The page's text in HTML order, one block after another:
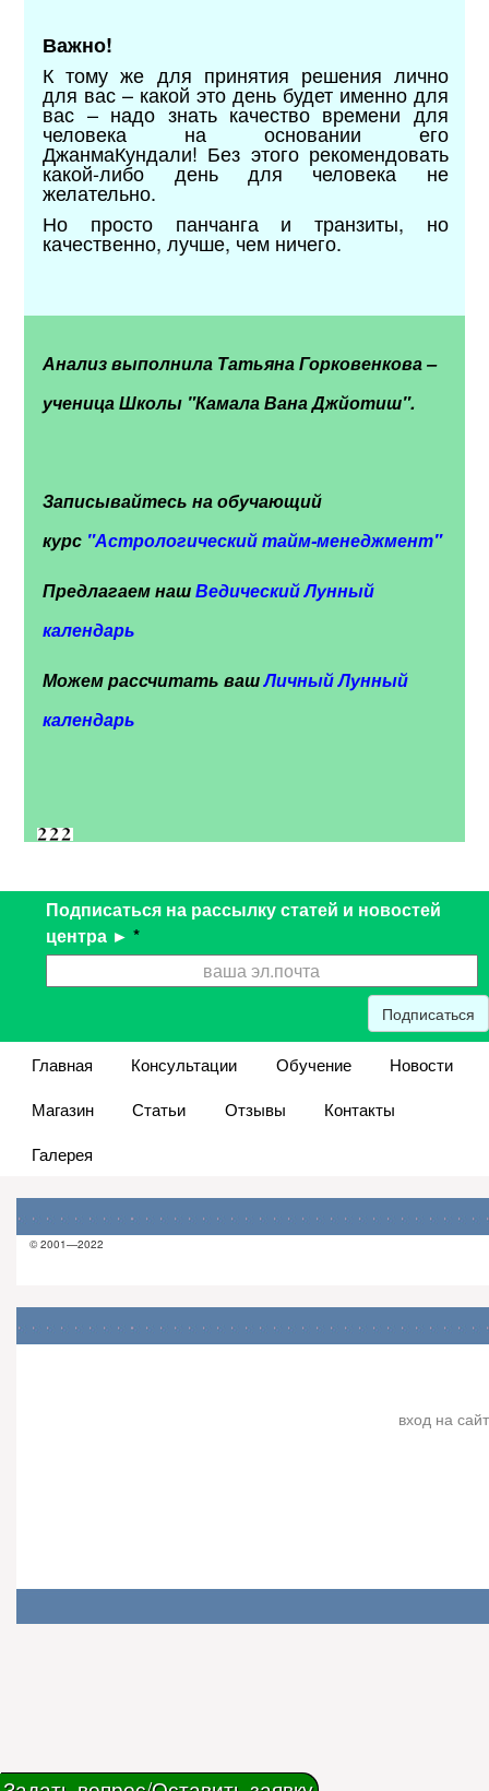
Важно!
К тому же для принятия решения лично
для вас – какой это день будет именно для
вас – надо знать качество времени для
человека на основании его
ДжанмаКундали! Без этого рекомендовать
какой-либо день для человека не
желательно.
Но просто панчанга и транзиты, но
качественно, лучше, чем ничего.
Анализ выполнила Татьяна Горковенкова –
ученица Школы "Камала Вана Джйотиш".
Записывайтесь на обучающий
курс "Астрологический тайм-менеджмент"
Предлагаем нашВедический Лунный
календарь
Можем рассчитать вашЛичный Лунный
календарь
Подписаться на рассылку статей и новостей
центра ► *
Подписаться
Главная Консультации Обучение
Новости
Магазин
Статьи Отзывы
Контакты
Галерея
© 2001—2022
вход на сайт